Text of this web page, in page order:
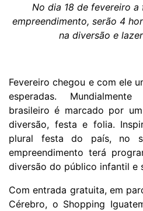
No dia 18 de fevereiro
empreendimento, serão 4
na diversão e
Fevereiro chegou e com ele
esperadas.
brasileiro é marcado por
diversão, festa e folia.
plural festa do país, no
empreendimento terá
diversão do público infantil e
Com entrada gratuita, em
Cérebro, o Shopping